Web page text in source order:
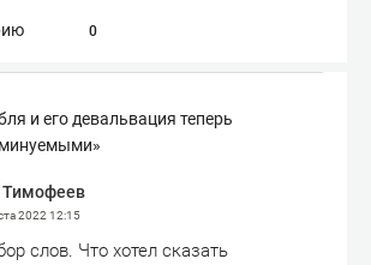
0
и его девальвация теперь
2022 12:15
слов. Что хотел сказать